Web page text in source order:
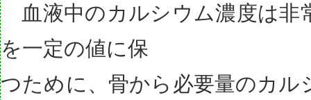
血液中のカルシウム濃度は非
を一定の値に保
つために、骨から必要量のカル